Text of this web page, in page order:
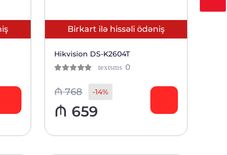
Birkart ilə hissəli ödəniş
Hikvision DS-K2604T
textsms 0отзывов
₼768 -14%
₼ 659